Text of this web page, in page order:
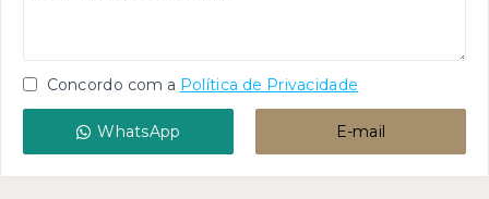
Concordo com a Política de Privacidade
WhatsApp E-mail